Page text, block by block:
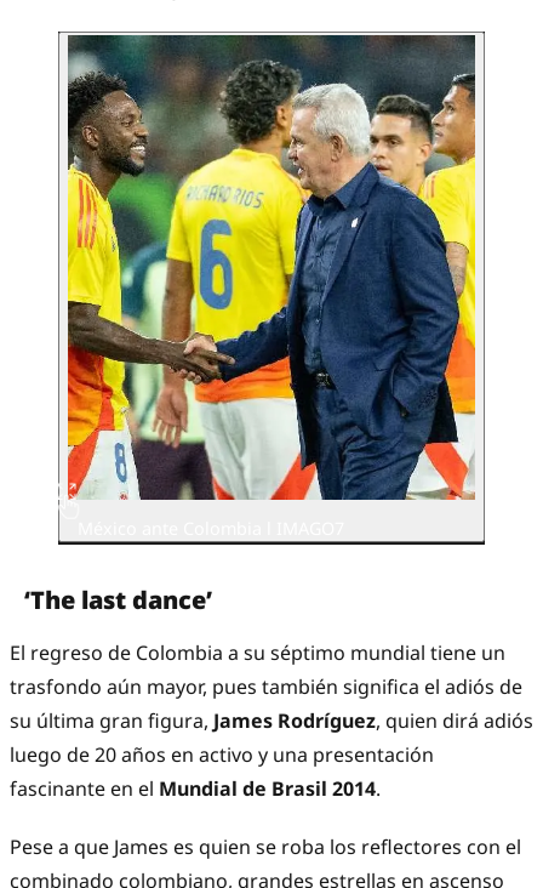
‘The last dance’
El regreso de Colombia a su séptimo mundial tiene un
trasfondo aún mayor, pues también significa el adiós de
su última gran figura, James Rodríguez, quien dirá adiós
luego de 20 años en activo y una presentación
fascinante en el Mundial de Brasil 2014.
Pese a que James es quien se roba los reflectores con el
combinado colombiano, grandes estrellas en ascenso